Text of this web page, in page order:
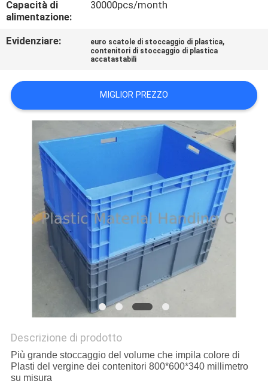
UN
MAPPA
PRIVACY
POLICY
Capacità di
alimentazione:
30000pcs/month
Evidenziare: euro scatole di stoccaggio di plastica,
contenitori di stoccaggio di plastica
accatastabili
MIGLIOR PREZZO
Descrizione di prodotto
Più grande stoccaggio del volume che impila colore di
Plasti del vergine dei contenitori 800*600*340 millimetro
su misura